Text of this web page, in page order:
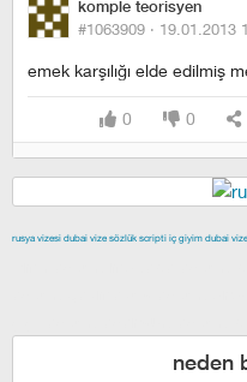
komple teorisyen
#1063909 · 19.01.2013
emek karşılığı elde edilmiş
0 0
rusya vizesi dubai vize sözlük scripti iç giyim dubai vize
neden